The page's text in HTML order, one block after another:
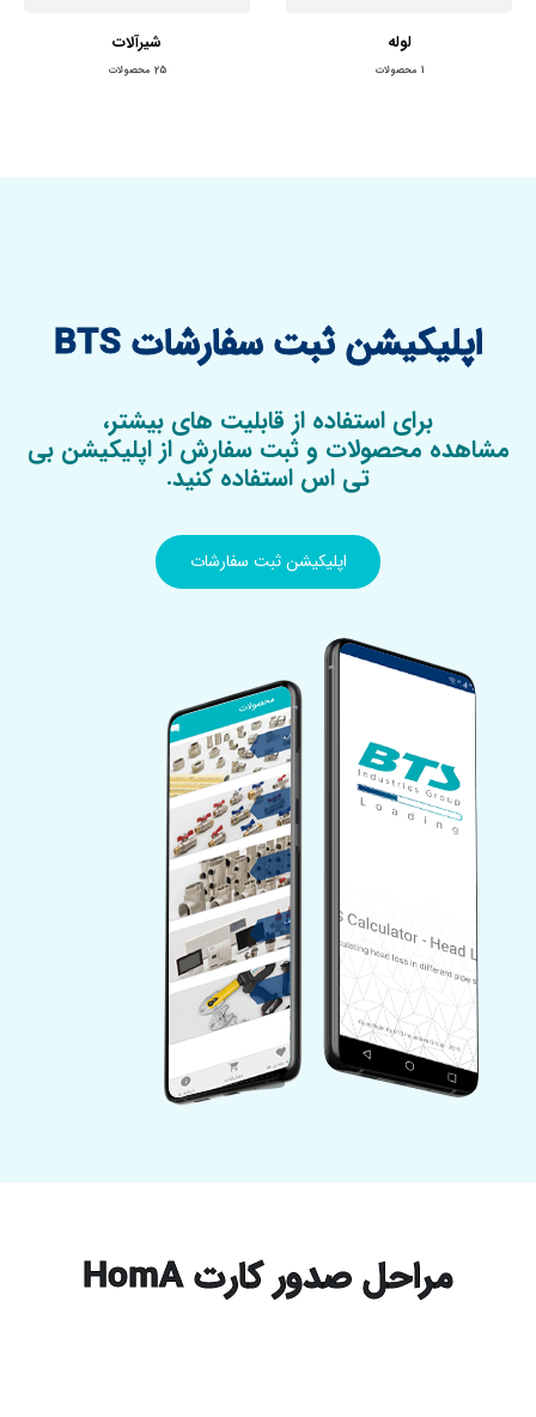
لوله
1 محصولات
شیرآلات
25 محصولات
اپلیکیشن ثبت سفارشات BTS
برای استفاده از قابلیت های بیشتر،
مشاهده محصولات و ثبت سفارش از اپلیکیشن بی
تی اس استفاده کنید.
اپلیکیشن ثبت سفارشات
مراحل صدور کارت HomA